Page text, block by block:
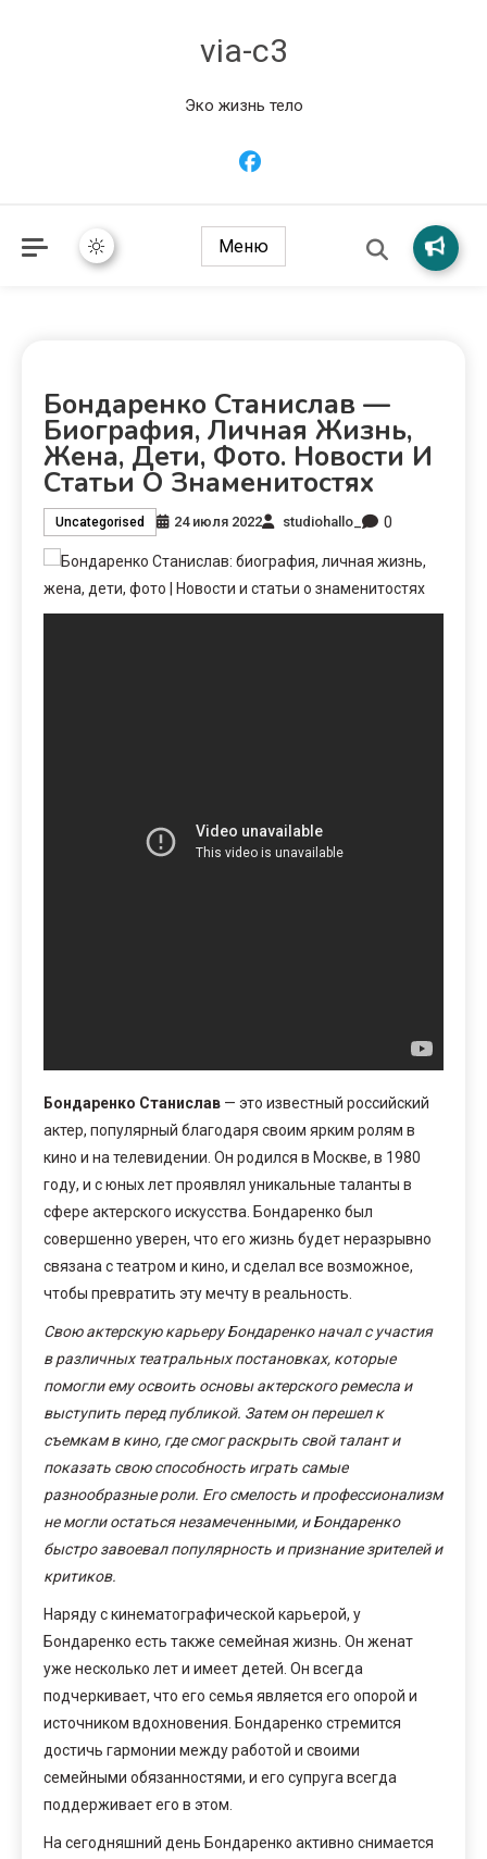
via-c3
Эко жизнь тело
Меню
Бондаренко Станислав —
Биография, Личная Жизнь,
Жена, Дети, Фото. Новости И
Статьи О Знаменитостях
Uncategorised 24 июля 2022 studiohallo_ 0
Бондаренко Станислав — это известный российский
актер, популярный благодаря своим ярким ролям в
кино и на телевидении. Он родился в Москве, в 1980
году, и с юных лет проявлял уникальные таланты в
сфере актерского искусства. Бондаренко был
совершенно уверен, что его жизнь будет неразрывно
связана с театром и кино, и сделал все возможное,
чтобы превратить эту мечту в реальность.
Свою актерскую карьеру Бондаренко начал с участия
в различных театральных постановках, которые
помогли ему освоить основы актерского ремесла и
выступить перед публикой. Затем он перешел к
съемкам в кино, где смог раскрыть свой талант и
показать свою способность играть самые
разнообразные роли. Его смелость и профессионализм
не могли остаться незамеченными, и Бондаренко
быстро завоевал популярность и признание зрителей и
критиков.
Наряду с кинематографической карьерой, у
Бондаренко есть также семейная жизнь. Он женат
уже несколько лет и имеет детей. Он всегда
подчеркивает, что его семья является его опорой и
источником вдохновения. Бондаренко стремится
достичь гармонии между работой и своими
семейными обязанностями, и его супруга всегда
поддерживает его в этом.
На сегодняшний день Бондаренко активно снимается